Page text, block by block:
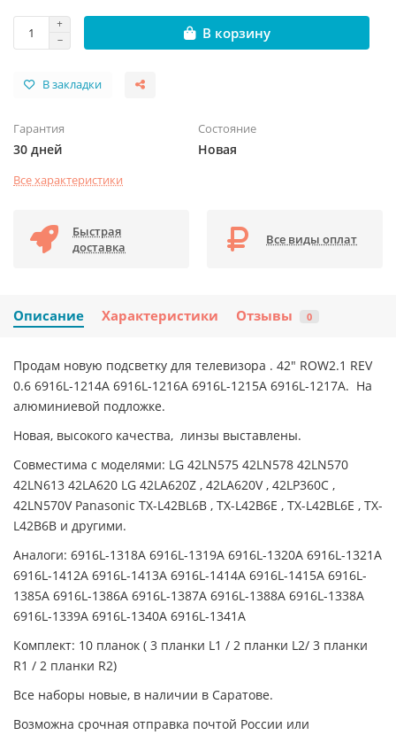
В корзину
В закладки
Гарантия
30 дней
Состояние
Новая
Все характеристики
Быстрая
доставка
Все виды оплат
Описание Характеристики Отзывы 0
Продам новую подсветку для телевизора . 42" ROW2.1 REV
0.6 6916L-1214A 6916L-1216A 6916L-1215A 6916L-1217A. На
алюминиевой подложке.
Новая, высокого качества, линзы выставлены.
Совместима с моделями: LG 42LN575 42LN578 42LN570
42LN613 42LA620 LG 42LA620Z , 42LA620V , 42LP360C ,
42LN570V Panasonic TX-L42BL6B , TX-L42B6E , TX-L42BL6E , TX-
L42B6B и другими.
Аналоги: 6916L-1318A 6916L-1319A 6916L-1320A 6916L-1321A
6916L-1412A 6916L-1413A 6916L-1414A 6916L-1415A 6916L-
1385A 6916L-1386A 6916L-1387A 6916L-1388A 6916L-1338A
6916L-1339A 6916L-1340A 6916L-1341A
Комплект: 10 планок ( 3 планки L1 / 2 планки L2/ 3 планки
R1 / 2 планки R2)
Все наборы новые, в наличии в Саратове.
Возможна срочная отправка почтой России или